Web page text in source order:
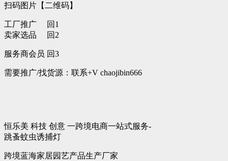
扫码图片【二维码】
工厂推广 回1
卖家选品 回2
服务商会员 回3
需要推广/找货源：联系+V chaojibin666
恒乐美 科技 创意 一跨境电商一站式服务-
跳蚤蚊虫诱捕灯
跨境蓝海家居园艺产品生产厂家